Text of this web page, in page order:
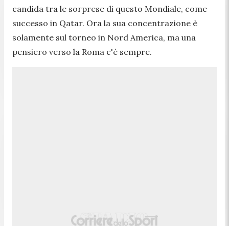
candida tra le sorprese di questo Mondiale, come
successo in Qatar. Ora la sua concentrazione è
solamente sul torneo in Nord America, ma una
pensiero verso la Roma c'è sempre.